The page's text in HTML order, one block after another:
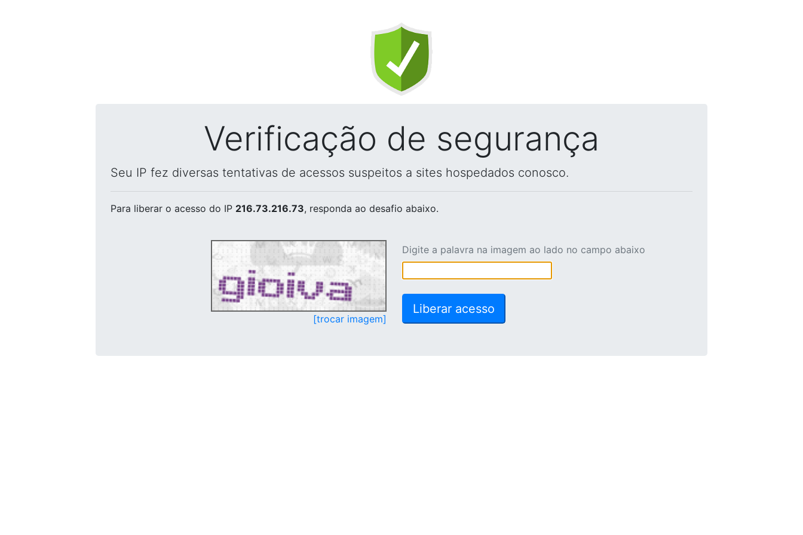
Verificação de segurança
Seu IP fez diversas tentativas de acessos suspeitos a sites hospedados conosco.
Para liberar o acesso do IP 216.73.216.73, responda ao desafio abaixo.
[trocar imagem]
Digite a palavra na imagem ao lado no campo abaixo